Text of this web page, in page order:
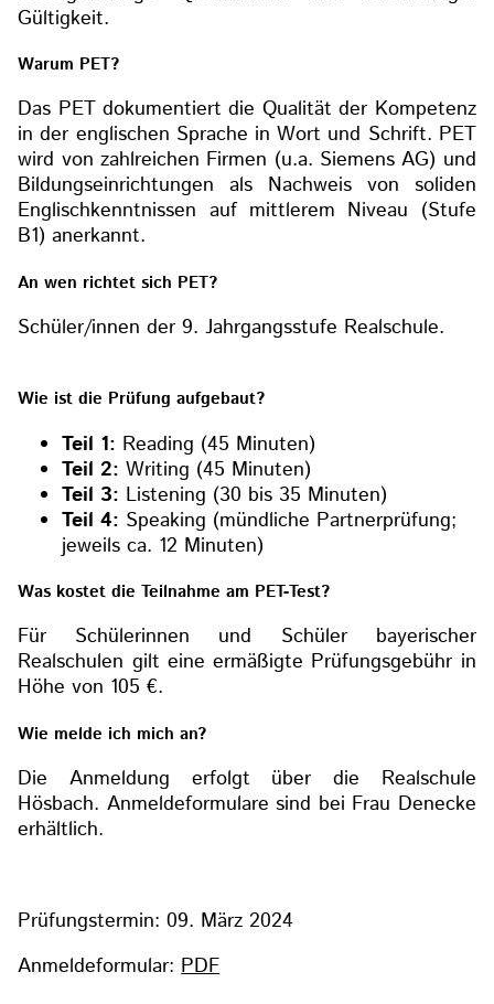
Gültigkeit.
Warum PET?
Das PET dokumentiert die Qualität der Kompetenz
in der englischen Sprache in Wort und Schrift. PET
wird von zahlreichen Firmen (u.a. Siemens AG) und
Bildungseinrichtungen als Nachweis von soliden
Englischkenntnissen auf mittlerem Niveau (Stufe
B1) anerkannt.
An wen richtet sich PET?
Schüler/innen der 9. Jahrgangsstufe Realschule.
Wie ist die Prüfung aufgebaut?
Teil 1: Reading (45 Minuten)
Teil 2:Writing (45 Minuten)
Teil 3: Listening (30 bis 35 Minuten)
Teil 4: Speaking (mündliche Partnerprüfung;
jeweils ca. 12 Minuten)
Was kostet die Teilnahme am PET-Test?
Für Schülerinnen und Schüler bayerischer
Realschulen gilt eine ermäßigte Prüfungsgebühr in
Höhe von 105 €.
Wie melde ich mich an?
Die Anmeldung erfolgt über die Realschule
Hösbach. Anmeldeformulare sind bei Frau Denecke
erhältlich.
Prüfungstermin: 09. März 2024
Anmeldeformular:PDF